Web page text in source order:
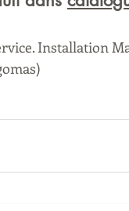
Installation